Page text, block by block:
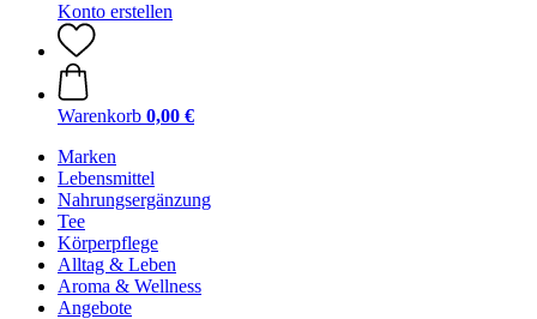
Konto erstellen
Warenkorb 0,00 €
Marken
Lebensmittel
Nahrungsergänzung
Tee
Körperpflege
Alltag & Leben
Aroma & Wellness
Angebote